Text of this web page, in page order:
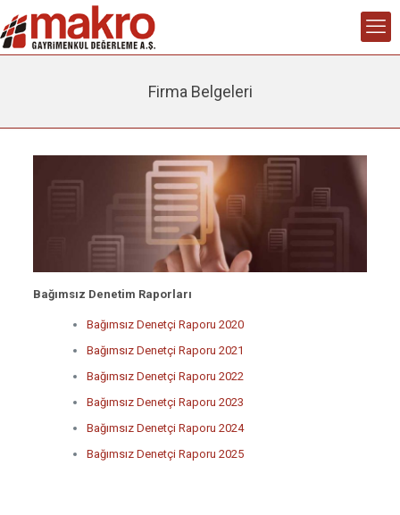
Firma Belgeleri
Bağımsız Denetim Raporları
Bağımsız Denetçi Raporu 2020
Bağımsız Denetçi Raporu 2021
Bağımsız Denetçi Raporu 2022
Bağımsız Denetçi Raporu 2023
Bağımsız Denetçi Raporu 2024
Bağımsız Denetçi Raporu 2025